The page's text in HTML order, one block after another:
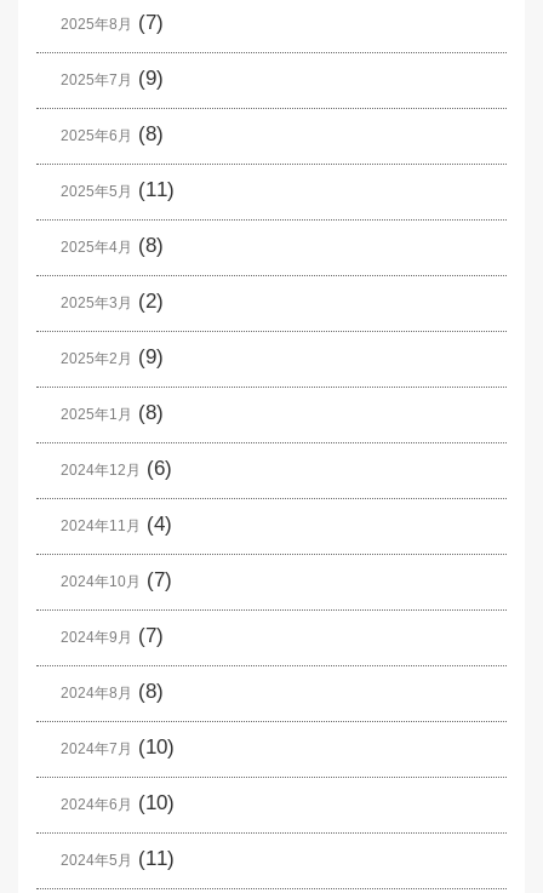
2025年8月 (7)
2025年7月 (9)
2025年6月 (8)
2025年5月 (11)
2025年4月 (8)
2025年3月 (2)
2025年2月 (9)
2025年1月 (8)
2024年12月 (6)
2024年11月 (4)
2024年10月 (7)
2024年9月 (7)
2024年8月 (8)
2024年7月 (10)
2024年6月 (10)
2024年5月 (11)